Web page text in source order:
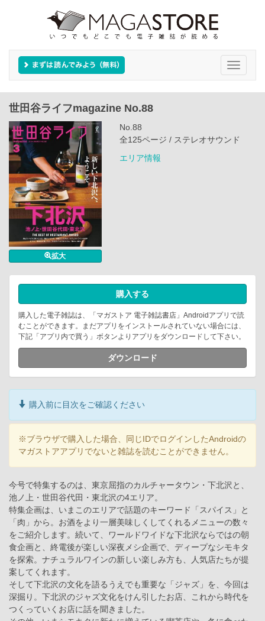
Toggle
世田谷ライフmagazine No.88
拡大
No.88
全125ページ / ステレオサウンド
エリア情報
購入する
購入した電子雑誌は、「マガストア 電子雑誌書店」Androidアプリで読
むことができます。まだアプリをインストールされていない場合には、
下記「アプリ内で買う」ボタンよりアプリをダウンロードして下さい。
ダウンロード
購入前に目次をご確認ください
※ブラウザで購入した場合、同じIDでログインしたAndroidの
マガストアアプリでないと雑誌を読むことができません。
今号で特集するのは、東京屈指のカルチャータウン・下北沢と、
池ノ上・世田谷代田・東北沢の4エリア。
特集企画は、いまこのエリアで話題のキーワード「スパイス」と
「肉」から。お酒をより一層美味しくしてくれるメニューの数々
をご紹介します。続いて、ワールドワイドな下北沢ならではの朝
食企画と、終電後が楽しい深夜メシ企画で、ディープなシモキタ
を探索。ナチュラルワインの新しい楽しみ方も、人気店たちが提
案してくれます。
そして下北沢の文化を語るうえでも重要な「ジャズ」を、今回は
深掘り。下北沢のジャズ文化をけん引したお店、これから時代を
つくっていくお店に話を聞きました。